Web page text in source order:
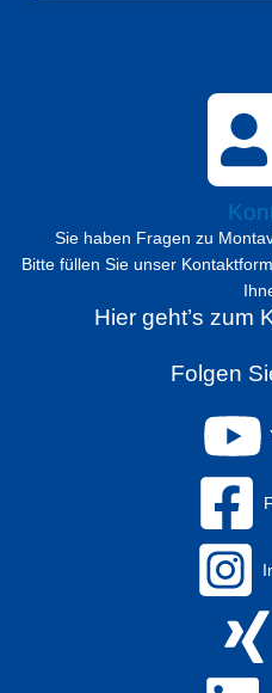
Sie haben Fragen zu
Bitte füllen Sie unser
Hier geht’s zum
Folgen